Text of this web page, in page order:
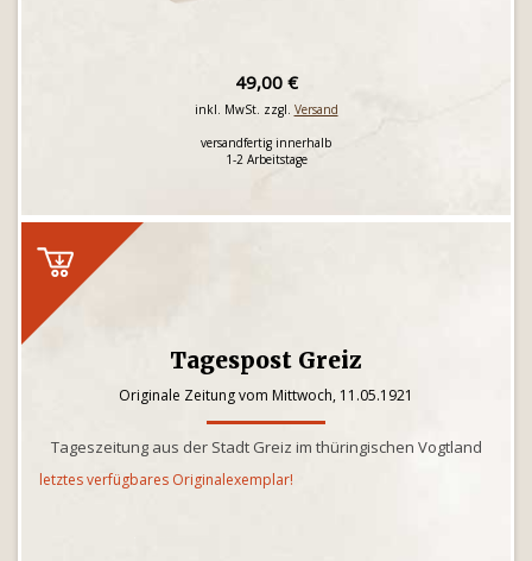
49,00 €
inkl. MwSt. zzgl. Versand
versandfertig innerhalb
1-2 Arbeitstage
Tagespost Greiz
Originale Zeitung vom Mittwoch, 11.05.1921
Tageszeitung aus der Stadt Greiz im thüringischen Vogtland
letztes verfügbares Originalexemplar!